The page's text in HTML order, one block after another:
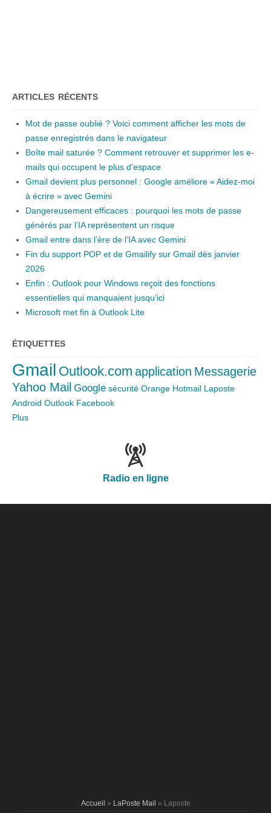
ARTICLES RÉCENTS
Mot de passe oublié ? Voici comment afficher les mots de
passe enregistrés dans le navigateur
Boîte mail saturée ? Comment retrouver et supprimer les e-
mails qui occupent le plus d’espace
Gmail devient plus personnel : Google améliore « Aidez-moi
à écrire » avec Gemini
Dangereusement efficaces : pourquoi les mots de passe
générés par l’IA représentent un risque
Gmail entre dans l’ère de l’IA avec Gemini
Fin du support POP et de Gmailify sur Gmail dès janvier
2026
Enfin : Outlook pour Windows reçoit des fonctions
essentielles qui manquaient jusqu’ici
Microsoft met fin à Outlook Lite
ÉTIQUETTES
Gmail Outlook.com application Messagerie
Yahoo Mail Google sécurité Orange Hotmail Laposte
Android Outlook Facebook
Plus
Radio en ligne
Accueil » LaPoste Mail » Laposte